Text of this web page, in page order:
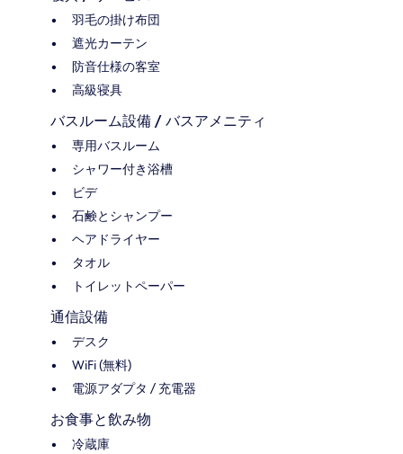
羽毛の掛け布団
遮光カーテン
防音仕様の客室
高級寝具
バスルーム設備 / バスアメニティ
専用バスルーム
シャワー付き浴槽
ビデ
石鹸とシャンプー
ヘアドライヤー
タオル
トイレットペーパー
通信設備
デスク
WiFi (無料)
電源アダプタ / 充電器
お食事と飲み物
冷蔵庫